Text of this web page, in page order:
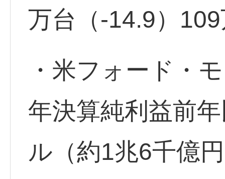
万台（-14.9）
・米フォード・
年決算純利益前
ル（約1兆6千億